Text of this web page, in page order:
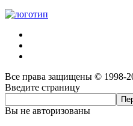
Все права защищены © 1998-
Введите страницу
Вы не авторизованы